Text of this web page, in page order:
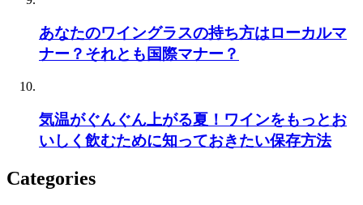
あなたのワイングラスの持ち方はローカルマ
ナー？それとも国際マナー？
気温がぐんぐん上がる夏！ワインをもっとお
いしく飲むために知っておきたい保存方法
Categories